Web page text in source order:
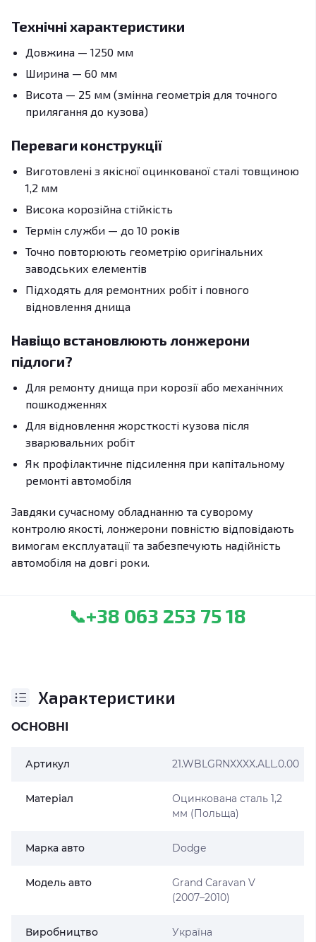
Технічні характеристики
Довжина — 1250 мм
Ширина — 60 мм
Висота — 25 мм (змінна геометрія для точного
прилягання до кузова)
Переваги конструкції
Виготовлені з якісної оцинкованої сталі товщиною
1,2 мм
Висока корозійна стійкість
Термін служби — до 10 років
Точно повторюють геометрію оригінальних
заводських елементів
Підходять для ремонтних робіт і повного
відновлення днища
Навіщо встановлюють лонжерони
підлоги?
Для ремонту днища при корозії або механічних
пошкодженнях
Для відновлення жорсткості кузова після
зварювальних робіт
Як профілактичне підсилення при капітальному
ремонті автомобіля
Завдяки сучасному обладнанню та суворому
контролю якості, лонжерони повністю відповідають
вимогам експлуатації та забезпечують надійність
автомобіля на довгі роки.
📞+38 063 253 75 18
Характеристики
ОСНОВНІ
Артикул 21.WBLGRNXXXX.ALL.0.00
Матеріал
Оцинкована сталь 1,2
мм (Польща)
Марка авто Dodge
Модель авто
Grand Caravan V
(2007–2010)
Виробництво Україна